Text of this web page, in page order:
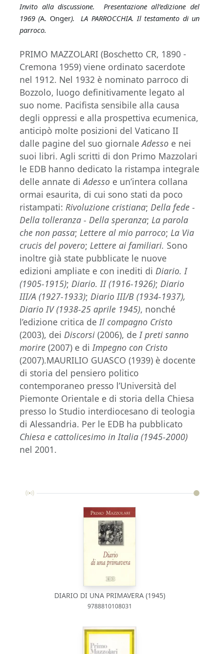
Invito alla discussione. Presentazione all’edizione del
1969 (A. Onger). LA PARROCCHIA. Il testamento di un
parroco.
PRIMO MAZZOLARI (Boschetto CR, 1890 -
Cremona 1959) viene ordinato sacerdote
nel 1912. Nel 1932 è nominato parroco di
Bozzolo, luogo definitivamente legato al
suo nome. Pacifista sensibile alla causa
degli oppressi e alla prospettiva ecumenica,
anticipò molte posizioni del Vaticano II
dalle pagine del suo giornaleAdesso e nei
suoi libri. Agli scritti di don Primo Mazzolari
le EDB hanno dedicato la ristampa integrale
delle annate diAdesso e un’intera collana
ormai esaurita, di cui sono stati da poco
ristampati: Rivoluzione cristiana; Della fede -
Della tolleranza - Della speranza; La parola
che non passa; Lettere al mio parroco; La Via
crucis del povero; Lettere ai familiari. Sono
inoltre già state pubblicate le nuove
edizioni ampliate e con inediti di Diario. I
(1905-1915); Diario. II (1916-1926); Diario
III/A (1927-1933); Diario III/B (1934-1937),
Diario IV (1938-25 aprile 1945), nonché
l’edizione critica deIl compagno Cristo
(2003), dei Discorsi (2006), deI preti sanno
morire (2007) e diImpegno con Cristo
(2007).MAURILIO GUASCO (1939) è docente
di storia del pensiero politico
contemporaneo presso l’Università del
Piemonte Orientale e di storia della Chiesa
presso lo Studio interdiocesano di teologia
di Alessandria. Per le EDB ha pubblicato
Chiesa e cattolicesimo in Italia (1945-2000)
nel 2001.
DIARIO DI UNA PRIMAVERA (1945)
9788810108031